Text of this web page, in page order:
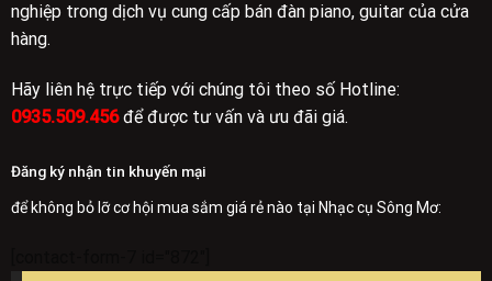
nghiệp trong dịch vụ cung cấp bán đàn piano, guitar của cửa
hàng.
Hãy liên hệ trực tiếp với chúng tôi theo số Hotline:
0935.509.456để được tư vấn và ưu đãi giá.
Đăng ký nhận tin khuyến mại
để không bỏ lỡ cơ hội mua sắm giá rẻ nào tại Nhạc cụ Sông Mơ: